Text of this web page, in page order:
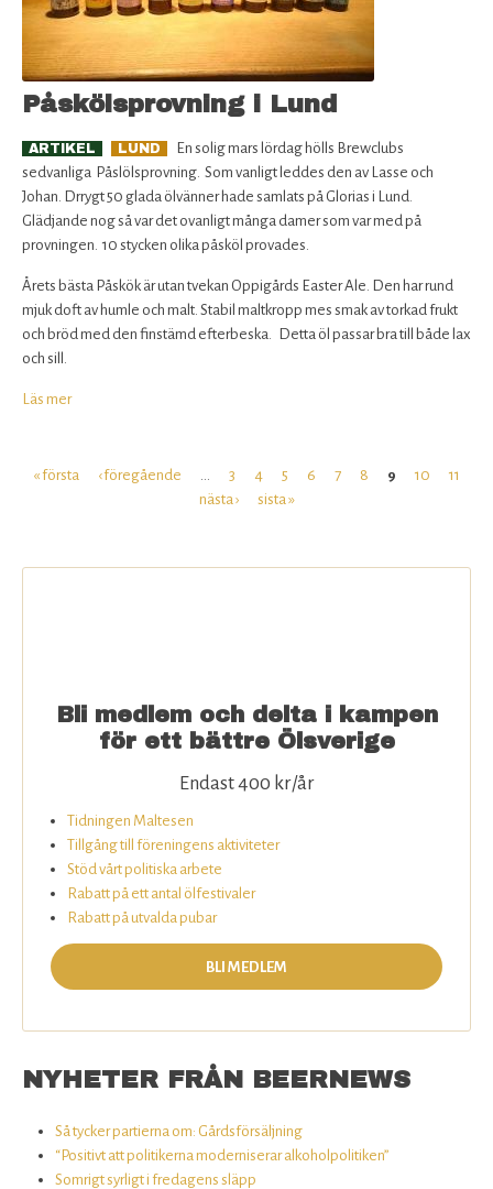
Påskölsprovning i Lund
ARTIKEL LUND
En solig mars lördag hölls Brewclubs
sedvanliga Påslölsprovning. Som vanligt leddes den av Lasse och
Johan. Drrygt 50 glada ölvänner hade samlats på Glorias i Lund.
Glädjande nog så var det ovanligt många damer som var med på
provningen. 10 stycken olika påsköl provades.
Årets bästa Påskök är utan tvekan Oppigårds Easter Ale. Den har rund
mjuk doft av humle och malt. Stabil maltkropp mes smak av torkad frukt
och bröd med den finstämd efterbeska. Detta öl passar bra till både lax
och sill.
Läs merom
Lund
« första ‹ föregående … 3 4 5 6 7 8 9 10
11
nästa ›
sista »
Bli medlem och delta i kampen
för ett bättre Ölsverige
Endast 400 kr/år
Tidningen Maltesen
Tillgång till föreningens aktiviteter
Stöd vårt politiska arbete
Rabatt på ett antal ölfestivaler
Rabatt på utvalda pubar
BLI MEDLEM
NYHETER FRÅN BEERNEWS
Så tycker partierna om: Gårdsförsäljning
“Positivt att politikerna moderniserar alkoholpolitiken”
Somrigt syrligt i fredagens släpp